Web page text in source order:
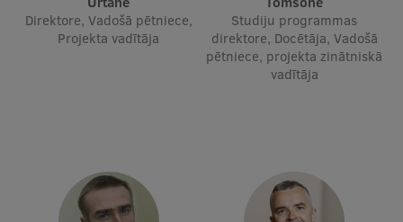
Direktore, Vadošā pētniece,
Projekta vadītāja
Studiju programmas
direktore, Docētāja, Vadošā
pētniece, projekta zinātniskā
vadītāja